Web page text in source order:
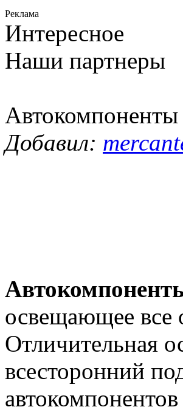
Реклама
Интересное
Наши партнеры
Добавил:
освещающее все
Отличительная
всесторонний